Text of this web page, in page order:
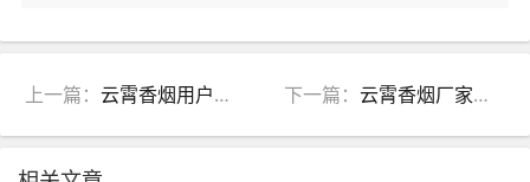
上一篇： 云霄香烟用户心声：这些理由让他们爱不释手 下一篇：云霄香烟厂家揭秘：品质与工艺的完美结合